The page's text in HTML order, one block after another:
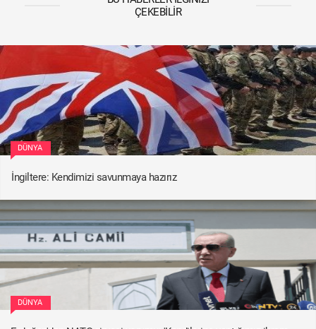
ÇEKEBILIR
DÜNYA
İngiltere: Kendimizi savunmaya hazırız
DÜNYA